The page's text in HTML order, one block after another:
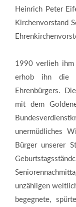
Heinrich Peter
Kirchenvorstand
1990 verlieh ihm
erhob ihn die
Ehrenbürgers.
mit dem
unermüdliches
Bürger unserer
unzähligen
begegnete,